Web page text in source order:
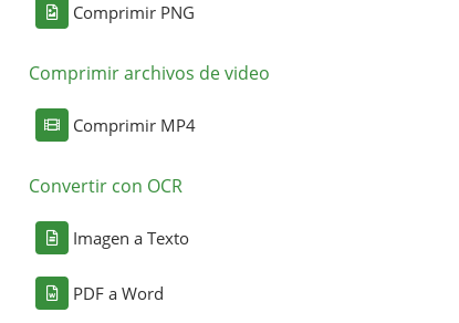
Comprimir PNG
Comprimir archivos de video
Comprimir MP4
Convertir con OCR
Imagen a Texto
PDF a Word